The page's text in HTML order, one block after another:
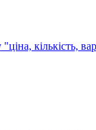
кількість,